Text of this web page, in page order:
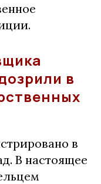
в
в
В настоящее